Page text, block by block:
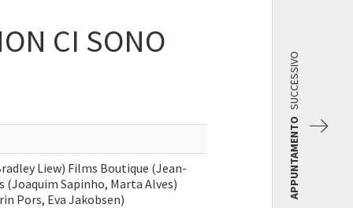
CI SONO
Liew) Films Boutique (Jean-
(Joaquim Sapinho, Marta Alves)
Pors, Eva Jakobsen)
APPUNTAMENTO
SUCCESSIVO